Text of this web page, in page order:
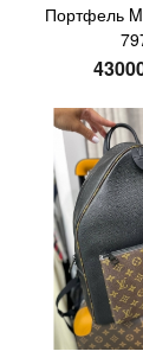
Портфель